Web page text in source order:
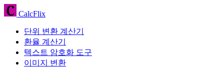
CalcFlix
단위 변환 계산기
환율 계산기
텍스트 암호화 도구
이미지 변환